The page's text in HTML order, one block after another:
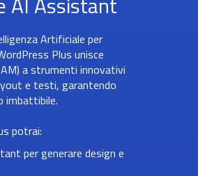
Artificiale per
Plus unisce
a strumenti innovativi
e testi, garantendo
imbattibile.
potrai:
per generare design e